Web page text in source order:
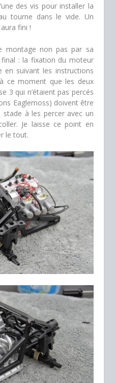
des vis pour installer la
tourne dans le vide. Un
fini !
montage non pas par sa
: la fixation du moteur
en suivant les instructions
ce moment que les deux
3 qui n’étaient pas percés
Eaglemoss) doivent être
stade à les percer avec un
Je laisse ce point en
le tout.